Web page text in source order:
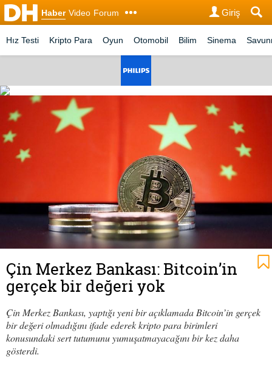
Haber Video Forum Giriş
Hız Testi Kripto Para Oyun Otomobil Bilim Sinema
Çin Merkez Bankası: Bitcoin’in
gerçek bir değeri yok
Çin Merkez Bankası, yaptığı yeni bir açıklamada Bitcoin’in gerçek
bir değeri olmadığını ifade ederek kripto para birimleri
konusundaki sert tutumunu yumuşatmayacağını bir kez daha
gösterdi.